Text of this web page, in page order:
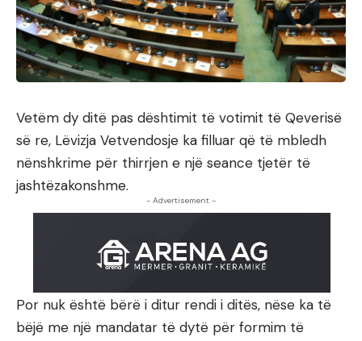
Vetëm dy ditë pas dështimit të votimit të Qeverisë
së re, Lëvizja Vetvendosje ka filluar që të mbledh
nënshkrime për thirrjen e një seance tjetër të
jashtëzakonshme.
- Advertisement -
Por nuk është bërë i ditur rendi i ditës, nëse ka të
bëjë me një mandatar të dytë për formim të